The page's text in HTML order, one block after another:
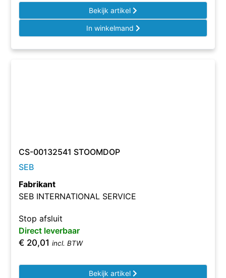
Bekijk artikel
In winkelmand
CS-00132541 STOOMDOP
SEB
Fabrikant
SEB INTERNATIONAL SERVICE
Stop afsluit
Direct leverbaar
€ 20,01 incl. BTW
Bekijk artikel